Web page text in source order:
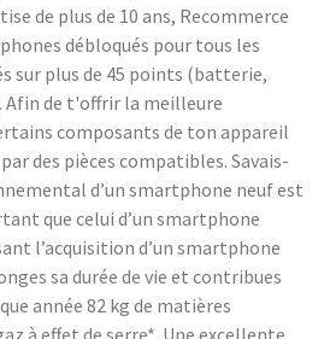
de plus de 10 ans, Recommerce
débloqués pour tous les
sur plus de 45 points (batterie,
de t'offrir la meilleure
composants de ton appareil
des pièces compatibles. Savais-
d’un smartphone neuf est
que celui d’un smartphone
l’acquisition d’un smartphone
sa durée de vie et contribues
année 82 kg de matières
à effet de serre*. Une excellente